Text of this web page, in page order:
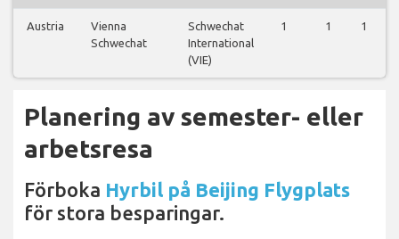
Austria
Vienna
Schwechat
Schwechat
International
(VIE)
1 1 1
Planering av semester- eller
arbetsresa
Förboka Hyrbil på Beijing Flygplats
för stora besparingar.